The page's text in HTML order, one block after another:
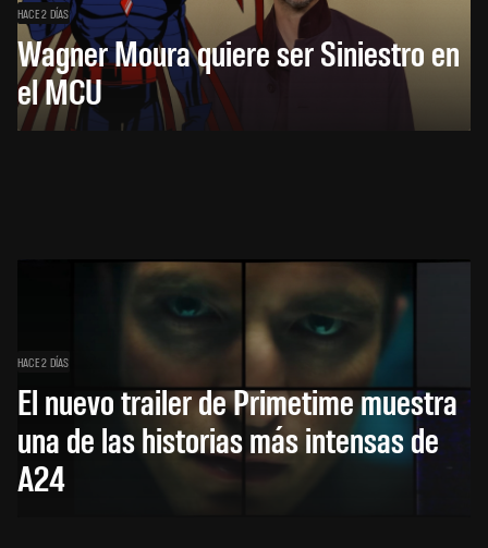
HACE 2 DÍAS
Wagner Moura quiere ser Siniestro en
el MCU
HACE 2 DÍAS
El nuevo trailer de Primetime muestra
una de las historias más intensas de
A24